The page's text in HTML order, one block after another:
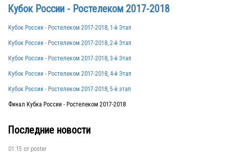
RUS
Кубок России - Ростелеком 2017-2018
Кубок России - Ростелеком 2017-2018, 1-й Этап
Кубок России - Ростелеком 2017-2018, 2-й Этап
Кубок России - Ростелеком 2017-2018, 3-й Этап
Кубок России - Ростелеком 2017-2018, 4-й Этап
Кубок России - Ростелеком 2017-2018, 5-й этап
Финал Кубка России - Ростелеком 2017-2018
Последние новости
01:15 от poster